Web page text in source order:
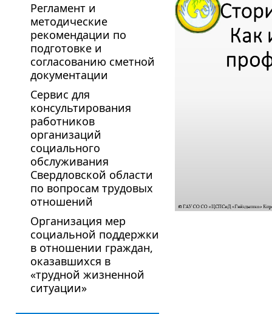
Регламент и
методические
рекомендации по
подготовке и
согласованию сметной
документации
Сервис для
консультирования
работников
организаций
социального
обслуживания
Свердловской области
по вопросам трудовых
отношений
Организация мер
социальной поддержки
в отношении граждан,
оказавшихся в
«трудной жизненной
ситуации»